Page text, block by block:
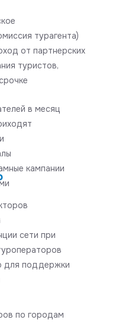
в месяц
кампании
турагента)
от партнерских
туристов,
сети при
для поддержки
по городам